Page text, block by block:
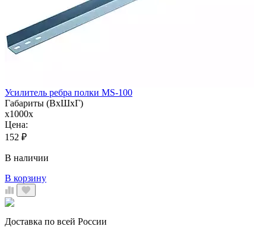
Усилитель ребра полки MS-100
Габариты (ВхШхГ)
x1000x
Цена:
152 ₽
В наличии
В корзину
Доставка по всей России